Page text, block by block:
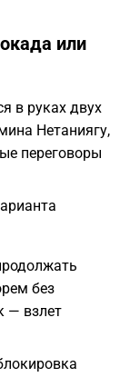
или
в руках двух
Нетаниягу,
переговоры
без
— взлет